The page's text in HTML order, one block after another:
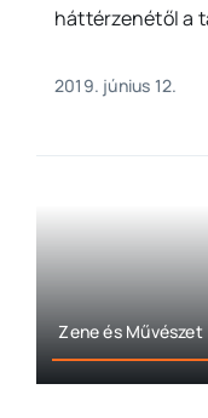
háttérzenétől a
2019. június 12.
Zene és Művészet